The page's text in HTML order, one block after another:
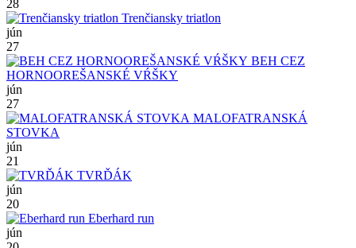
28
Trenčiansky triatlon
jún
27
BEH CEZ
HORNOOREŠANSKÉ VŔŠKY
jún
27
MALOFATRANSKÁ
STOVKA
jún
21
TVRĎÁK
jún
20
Eberhard run
jún